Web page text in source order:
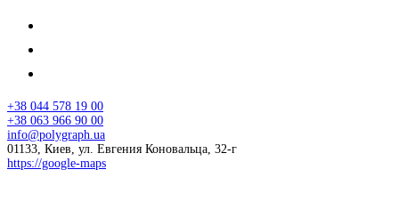
+38 044 578 19 00
+38 063 966 90 00
info@polygraph.ua
01133, Киев, ул. Евгения Коновальца, 32-г
https://google-maps